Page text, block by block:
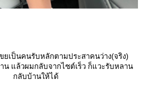
ยเป็นคนรับหลักตามประสาคนว่าง(จริง)
แล้วผมกลับจากไซต์เร็ว ก็แวะรับหลาน
กลับบ้านให้ได้